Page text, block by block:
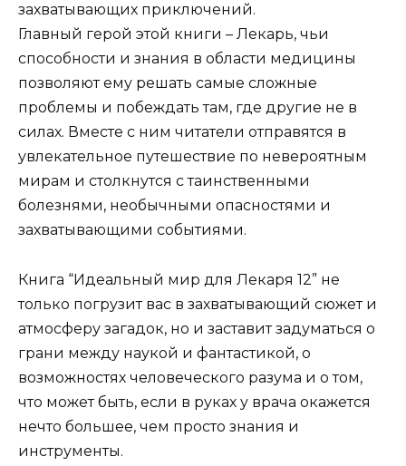
захватывающих приключений.
Главный герой этой книги – Лекарь, чьи
способности и знания в области медицины
позволяют ему решать самые сложные
проблемы и побеждать там, где другие не в
силах. Вместе с ним читатели отправятся в
увлекательное путешествие по невероятным
мирам и столкнутся с таинственными
болезнями, необычными опасностями и
захватывающими событиями.
Книга “Идеальный мир для Лекаря 12” не
только погрузит вас в захватывающий сюжет и
атмосферу загадок, но и заставит задуматься о
грани между наукой и фантастикой, о
возможностях человеческого разума и о том,
что может быть, если в руках у врача окажется
нечто большее, чем просто знания и
инструменты.